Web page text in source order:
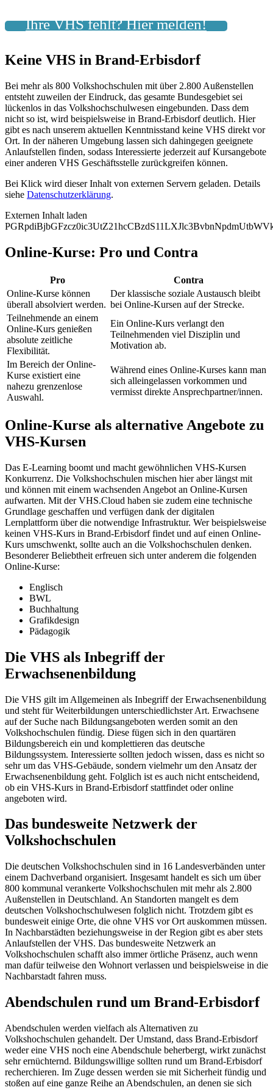
Ihre VHS fehlt? Hier melden!
Keine VHS in Brand-Erbisdorf
Bei mehr als 800 Volkshochschulen mit über 2.800 Außenstellen
entsteht zuweilen der Eindruck, das gesamte Bundesgebiet sei
lückenlos in das Volkshochschulwesen eingebunden. Dass dem
nicht so ist, wird beispielsweise in Brand-Erbisdorf deutlich. Hier
gibt es nach unserem aktuellen Kenntnisstand keine VHS direkt vor
Ort. In der näheren Umgebung lassen sich dahingegen geeignete
Anlaufstellen finden, sodass Interessierte jederzeit auf Kursangebote
einer anderen VHS Geschäftsstelle zurückgreifen können.
Bei Klick wird dieser Inhalt von externen Servern geladen. Details
siehe Datenschutzerklärung.
Externen Inhalt laden
Online-Kurse: Pro und Contra
Pro
Contra
Online-Kurse können
überall absolviert werden.
Der klassische soziale Austausch bleibt
bei Online-Kursen auf der Strecke.
Teilnehmende an einem
Online-Kurs genießen
absolute zeitliche
Flexibilität.
Ein Online-Kurs verlangt den
Teilnehmenden viel Disziplin und
Motivation ab.
Im Bereich der Online-
Kurse existiert eine
nahezu grenzenlose
Auswahl.
Während eines Online-Kurses kann man
sich alleingelassen vorkommen und
vermisst direkte Ansprechpartner/innen.
Online-Kurse als alternative Angebote zu
VHS-Kursen
Das E-Learning boomt und macht gewöhnlichen VHS-Kursen
Konkurrenz. Die Volkshochschulen mischen hier aber längst mit
und können mit einem wachsenden Angebot an Online-Kursen
aufwarten. Mit der VHS.Cloud haben sie zudem eine technische
Grundlage geschaffen und verfügen dank der digitalen
Lernplattform über die notwendige Infrastruktur. Wer beispielsweise
keinen VHS-Kurs in Brand-Erbisdorf findet und auf einen Online-
Kurs umschwenkt, sollte auch an die Volkshochschulen denken.
Besonderer Beliebtheit erfreuen sich unter anderem die folgenden
Online-Kurse:
Englisch
BWL
Buchhaltung
Grafikdesign
Pädagogik
Die VHS als Inbegriff der
Erwachsenenbildung
Die VHS gilt im Allgemeinen als Inbegriff der Erwachsenenbildung
und steht für Weiterbildungen unterschiedlichster Art. Erwachsene
auf der Suche nach Bildungsangeboten werden somit an den
Volkshochschulen fündig. Diese fügen sich in den quartären
Bildungsbereich ein und komplettieren das deutsche
Bildungssystem. Interessierte sollten jedoch wissen, dass es nicht so
sehr um das VHS-Gebäude, sondern vielmehr um den Ansatz der
Erwachsenenbildung geht. Folglich ist es auch nicht entscheidend,
ob ein VHS-Kurs in Brand-Erbisdorf stattfindet oder online
angeboten wird.
Das bundesweite Netzwerk der
Volkshochschulen
Die deutschen Volkshochschulen sind in 16 Landesverbänden unter
einem Dachverband organisiert. Insgesamt handelt es sich um über
800 kommunal verankerte Volkshochschulen mit mehr als 2.800
Außenstellen in Deutschland. An Standorten mangelt es dem
deutschen Volkshochschulwesen folglich nicht. Trotzdem gibt es
bundesweit einige Orte, die ohne VHS vor Ort auskommen müssen.
In Nachbarstädten beziehungsweise in der Region gibt es aber stets
Anlaufstellen der VHS. Das bundesweite Netzwerk an
Volkshochschulen schafft also immer örtliche Präsenz, auch wenn
man dafür teilweise den Wohnort verlassen und beispielsweise in die
Nachbarstadt fahren muss.
Abendschulen rund um Brand-Erbisdorf
Abendschulen werden vielfach als Alternativen zu
Volkshochschulen gehandelt. Der Umstand, dass Brand-Erbisdorf
weder eine VHS noch eine Abendschule beherbergt, wirkt zunächst
sehr ernüchternd. Bildungswillige sollten rund um Brand-Erbisdorf
recherchieren. Im Zuge dessen werden sie mit Sicherheit fündig und
stoßen auf eine ganze Reihe an Abendschulen, an denen sie sich